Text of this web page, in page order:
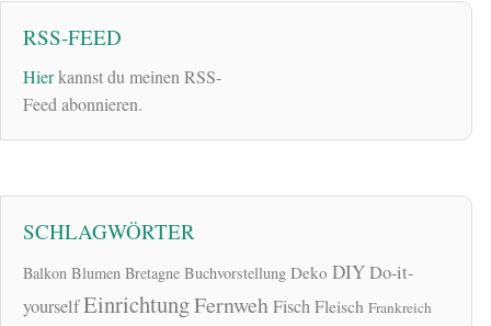
RSS-FEED
Hierkannst du meinen RSS-
Feed abonnieren.
SCHLAGWÖRTER
Balkon Blumen Bretagne Buchvorstellung Deko DIYDo-it-
yourselfEinrichtungFernwehFischFleisch Frankreich